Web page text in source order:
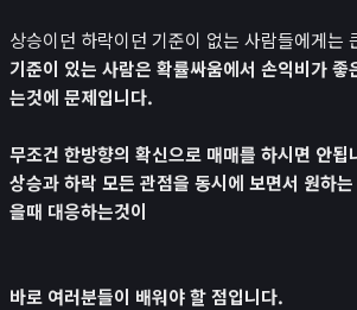
상승이던 하락이던 기준이 없는 사람들에게는
기준이 있는 사람은 확률싸움에서 손익비가 좋
는것에 문제입니다.
무조건 한방향의 확신으로 매매를 하시면 안됩
상승과 하락 모든 관점을 동시에 보면서 원하
을때 대응하는것이
바로 여러분들이 배워야 할 점입니다.